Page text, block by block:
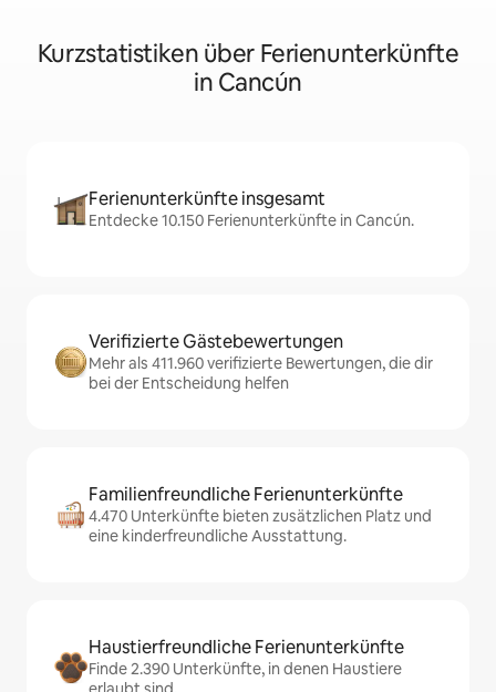
Kurzstatistiken über Ferienunterkünfte
in Cancún
Ferienunterkünfte insgesamt
Entdecke 10.150 Ferienunterkünfte in Cancún.
Verifizierte Gästebewertungen
Mehr als 411.960 verifizierte Bewertungen, die dir
bei der Entscheidung helfen
Familienfreundliche Ferienunterkünfte
4.470 Unterkünfte bieten zusätzlichen Platz und
eine kinderfreundliche Ausstattung.
Haustierfreundliche Ferienunterkünfte
Finde 2.390 Unterkünfte, in denen Haustiere